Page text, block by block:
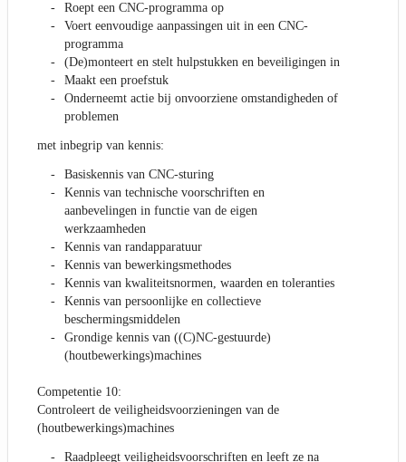
Roept een CNC-programma op
Voert eenvoudige aanpassingen uit in een CNC-
programma
(De)monteert en stelt hulpstukken en beveiligingen in
Maakt een proefstuk
Onderneemt actie bij onvoorziene omstandigheden of
problemen
met inbegrip van kennis:
Basiskennis van CNC-sturing
Kennis van technische voorschriften en
aanbevelingen in functie van de eigen
werkzaamheden
Kennis van randapparatuur
Kennis van bewerkingsmethodes
Kennis van kwaliteitsnormen, waarden en toleranties
Kennis van persoonlijke en collectieve
beschermingsmiddelen
Grondige kennis van ((C)NC-gestuurde)
(houtbewerkings)machines
Competentie 10:
Controleert de veiligheidsvoorzieningen van de
(houtbewerkings)machines
Raadpleegt veiligheidsvoorschriften en leeft ze na